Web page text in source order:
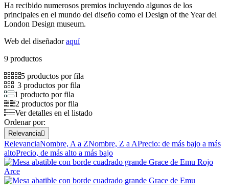
Ha recibido numerosos premios incluyendo algunos de los
principales en el mundo del diseño como el Design of the Year del
London Design museum.
Web del diseñadoraquí
9 productos
5 productos por fila
3 productos por fila
1 producto por fila
2 productos por fila
Ver detalles en el listado
Ordenar por:
Relevancia
RelevanciaNombre, A a ZNombre, Z a APrecio: de más bajo a más
altoPrecio, de más alto a más bajo